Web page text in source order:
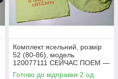
Комплект ясельний, розмір
52 (80-86), модель
120077111 СЕЙЧАС ПОЕМ —
салатовий
Готово до відправки 2 од.